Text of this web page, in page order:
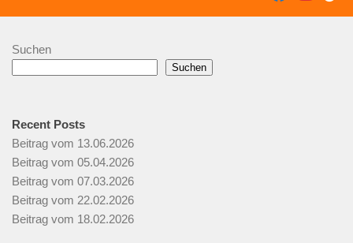
Suchen
Suchen
Recent Posts
Beitrag vom 13.06.2026
Beitrag vom 05.04.2026
Beitrag vom 07.03.2026
Beitrag vom 22.02.2026
Beitrag vom 18.02.2026